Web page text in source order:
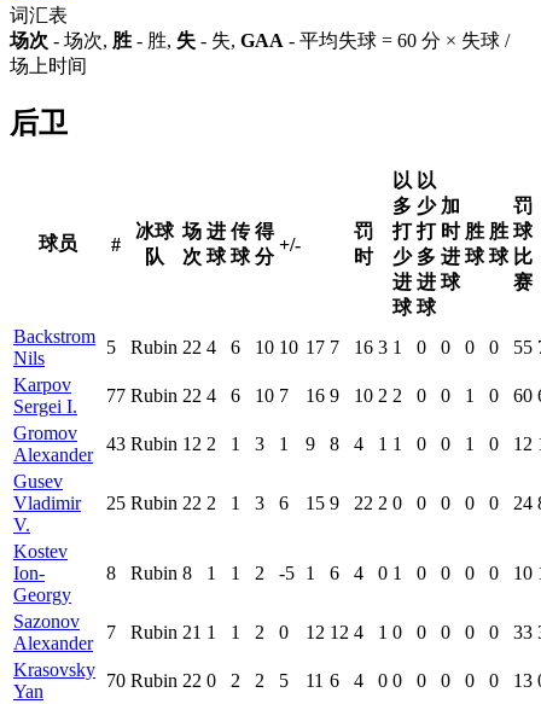
词汇表
场次 - 场次, 胜 - 胜, 失 - 失, GAA - 平均失球 = 60 分 × 失球 /
场上时间
后卫
球员 #
冰球
队
场
次
进
球
传
球
得
分
+/-
罚
时
以
多
打
少
进
球
以
少
打
多
进
球
加
时
进
球
胜
球
胜
球
罚
球
比
赛
Backstrom
Nils
5 Rubin 22 4 6 10 10 17 7 16 3 1 0 0 0 0 55
Karpov
Sergei I.
77 Rubin 22 4 6 10 7 16 9 10 2 2 0 0 1 0 60
Gromov
Alexander
43 Rubin 12 2 1 3 1 9 8 4 1 1 0 0 1 0 12
Gusev
Vladimir
V.
25 Rubin 22 2 1 3 6 15 9 22 2 0 0 0 0 0 24
Kostev
Ion-
Georgy
8 Rubin 8 1 1 2 -5 1 6 4 0 1 0 0 0 0 10
Sazonov
Alexander
7 Rubin 21 1 1 2 0 12 12 4 1 0 0 0 0 0 33
Krasovsky
Yan
70 Rubin 22 0 2 2 5 11 6 4 0 0 0 0 0 0 13